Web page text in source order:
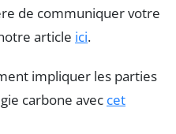
de communiquer votre
article ici.
impliquer les parties
carbone avec cet